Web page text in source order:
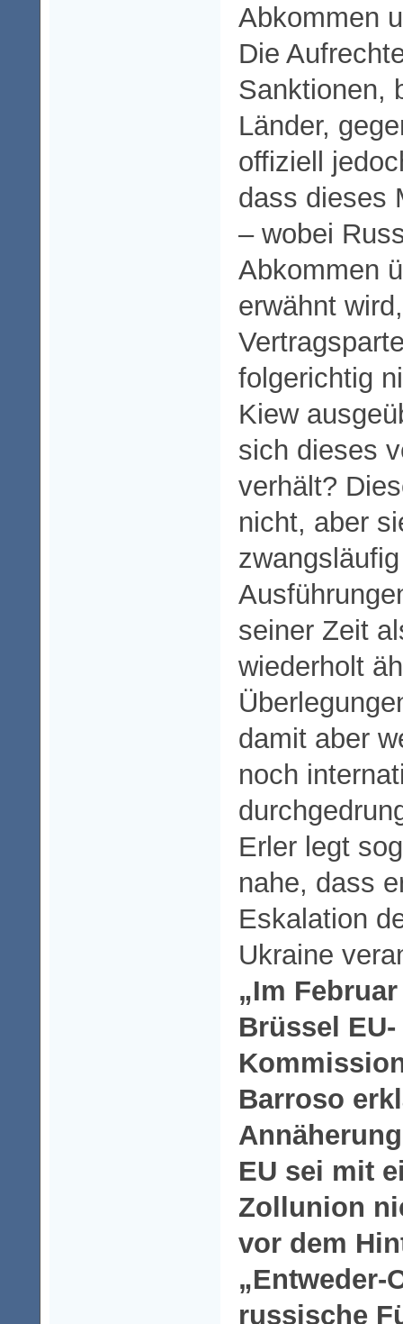
Abkommen
Die
Sanktionen,
Länder,
offiziell
dass dieses
– wobei
Abkommen
erwähnt
folgerichtig
Kiew
sich dieses
verhält?
nicht, aber
seiner Zeit
wiederholt
damit aber
noch
Erler legt
nahe, dass
Eskalation
Ukraine
„Im
Brüssel EU-
Barroso
EU sei mit
Zollunion
vor dem
„Entweder-
russische